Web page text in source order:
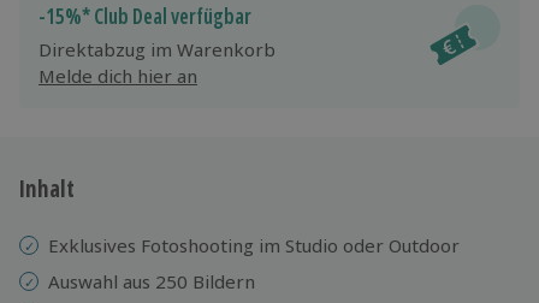
Jeder Gutschein für alle Erlebnisse einlösbar.
Maximale Sicherheit
10 Jahre gültig & verlängerbar.
-15%* Club Deal verfügbar
Direktabzug im Warenkorb
Melde dich hier an
Inhalt
Exklusives Fotoshooting im Studio oder Outdoor
Auswahl aus 250 Bildern